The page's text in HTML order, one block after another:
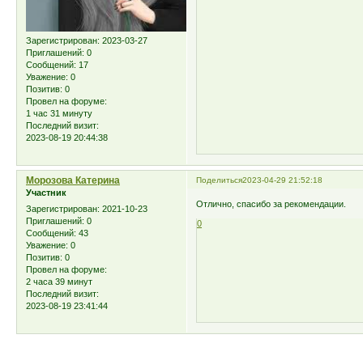
Зарегистрирован: 2023-03-27
Приглашений: 0
Сообщений: 17
Уважение: 0
Позитив: 0
Провел на форуме:
1 час 31 минуту
Последний визит:
2023-08-19 20:44:38
Поделиться2023-04-29 21:52:18
Морозова Катерина
Участник
Зарегистрирован: 2021-10-23
Приглашений: 0
Сообщений: 43
Уважение: 0
Позитив: 0
Провел на форуме:
2 часа 39 минут
Последний визит:
2023-08-19 23:41:44
Отлично, спасибо за рекомендации.
0